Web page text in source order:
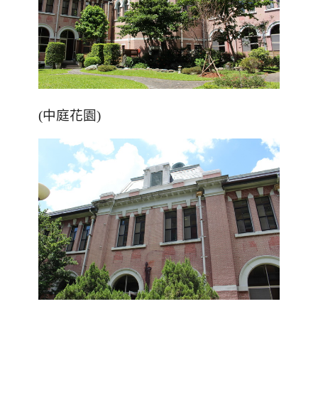
(中庭花園)